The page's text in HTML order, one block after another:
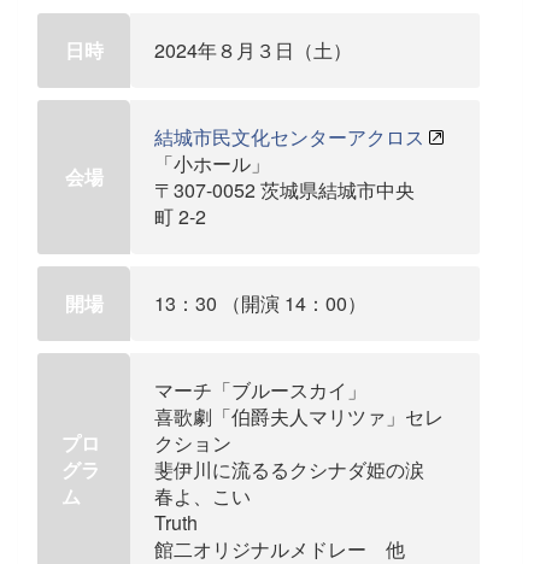
日時 2024年８月３日（土）
会場
結城市民文化センターアクロス
「小ホール」
〒307-0052 茨城県結城市中央
町 2-2
開場 13：30 （開演 14：00）
プロ
グラ
ム
マーチ「ブルースカイ」
喜歌劇「伯爵夫人マリツァ」セレ
クション
斐伊川に流るるクシナダ姫の涙
春よ、こい
Truth
館二オリジナルメドレー 他